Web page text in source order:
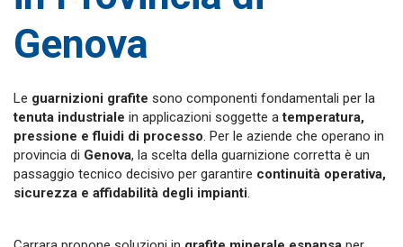
Genova
Le guarnizioni grafite sono componenti fondamentali per la
tenuta industriale in applicazioni soggette atemperatura,
pressione e fluidi di processo . Per le aziende che operano in
provincia di Genova, la scelta della guarnizione corretta è un
passaggio tecnico decisivo per garantire continuità operativa,
sicurezza e affidabilità degli impianti